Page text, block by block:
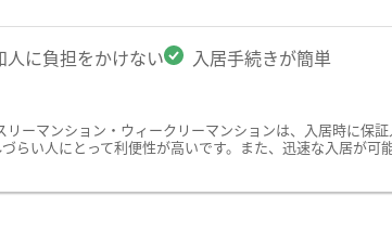
人に負担をかけない 入居手続きが簡単
ーマンション・ウィークリーマンションは、入居時に保
らい人にとって利便性が高いです。また、迅速な入居が可